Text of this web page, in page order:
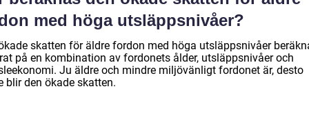
med höga utsläppsnivåer?
skatten för äldre fordon med höga utsläppsnivåer
på en kombination av fordonets ålder, utsläppsnivåer och
Ju äldre och mindre miljövänligt fordonet är, desto
blir den ökade skatten.